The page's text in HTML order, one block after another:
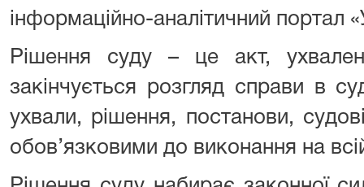
інформаційно-аналітичний портал
Рішення суду – це акт,
закінчується розгляд справи в
ухвали, рішення, постанови,
обов’язковими до виконання на